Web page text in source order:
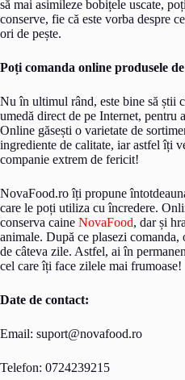
să mai asimileze bobițele uscate,
conserve, fie că este vorba despre
ori de pește.
Poți comanda online produsele
Nu în ultimul rând, este bine să știi
umedă direct de pe Internet, pentru
Online găsești o varietate de
ingrediente de calitate, iar astfel îți
companie extrem de fericit!
NovaFood.ro îți propune
care le poți utiliza cu încredere.
conserva caine NovaFood, dar și
animale. După ce plasezi comanda,
de câteva zile. Astfel, ai în
cel care îți face zilele mai frumoase!
Date de contact:
Email: suport@novafood.ro
Telefon: 0724239215